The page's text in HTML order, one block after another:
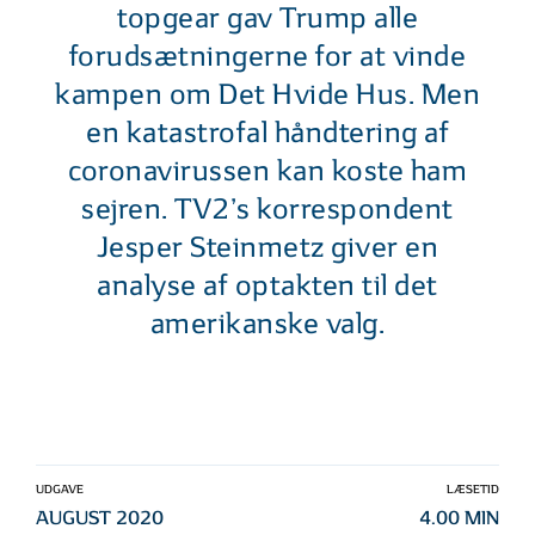
topgear gav Trump alle
forudsætningerne for at vinde
kampen om Det Hvide Hus. Men
en katastrofal håndtering af
coronavirussen kan koste ham
sejren. TV2’s korrespondent
Jesper Steinmetz giver en
analyse af optakten til det
amerikanske valg.
UDGAVE
AUGUST 2020
LÆSETID
4.00 MIN